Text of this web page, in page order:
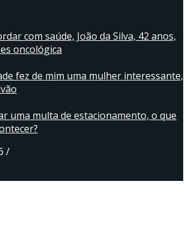
com saúde, João da Silva, 42 anos,
oncológica
fez de mim uma mulher interessante,
uma multa de estacionamento, o que
/